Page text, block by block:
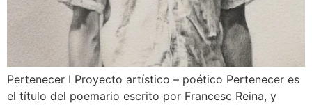
Pertenecer I Proyecto artístico – poético Pertenecer es
el título del poemario escrito por Francesc Reina, y